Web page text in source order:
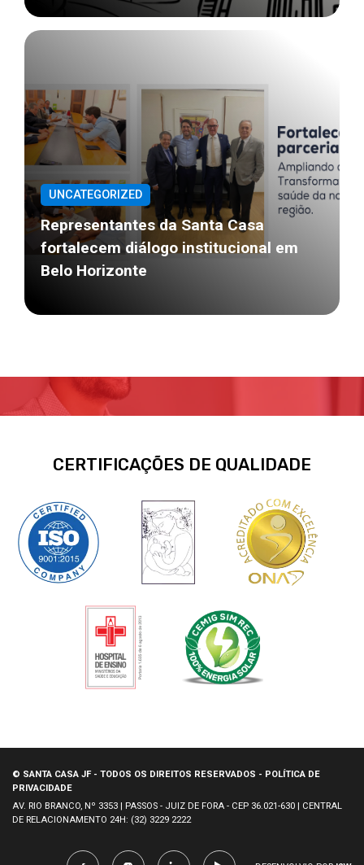
UNCATEGORIZED
Representantes da Santa Casa
fortalecem diálogo institucional em
Belo Horizonte
CERTIFICAÇÕES DE QUALIDADE
© SANTA CASA JF - TODOS OS DIREITOS RESERVADOS - POLÍTICA DE
PRIVACIDADE
AV. RIO BRANCO, Nº 3353 | PASSOS - JUIZ DE FORA - CEP 36.021-630 | CENTRAL
DE RELACIONAMENTO 24H: (32) 3229 2222